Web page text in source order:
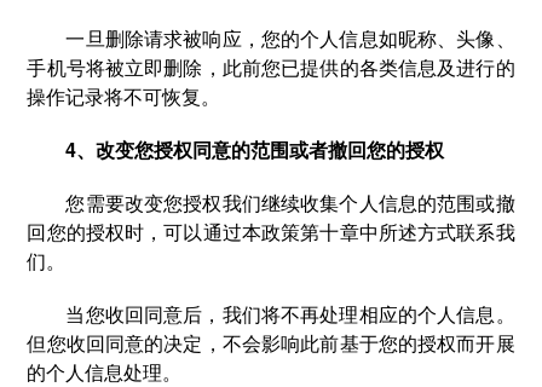
一旦删除请求被响应，您的个人信息如昵称、头像、
手机号将被立即删除，此前您已提供的各类信息及进行的
操作记录将不可恢复。
4、改变您授权同意的范围或者撤回您的授权
您需要改变您授权我们继续收集个人信息的范围或撤
回您的授权时，可以通过本政策第十章中所述方式联系我
们。
当您收回同意后，我们将不再处理相应的个人信息。
但您收回同意的决定，不会影响此前基于您的授权而开展
的个人信息处理。